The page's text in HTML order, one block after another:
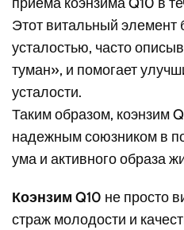
Этот витальный элемент
усталостью, часто
туман», и помогает
усталости.
Таким образом, коэнзим
надежным союзником в
ума и активного образа
Коэнзим Q10 не просто
страж молодости и